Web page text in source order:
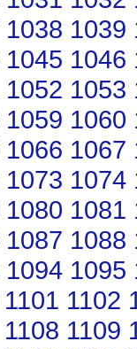
1038 1039
1045 1046
1052 1053
1059 1060
1066 1067
1073 1074
1080 1081
1087 1088
1094 1095
1101 1102
1108 1109